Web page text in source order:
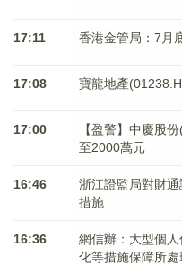
17:11 香港金管局：7月
17:08 寶龍地產
17:00
【盈警】中慶股
至2000萬元
16:46
浙江證監局對財
措施
16:36
網信辦：大型個
化等措施保障所